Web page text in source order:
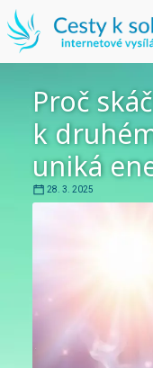
Proč
k
uniká
28. 3. 2025